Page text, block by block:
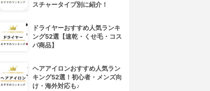
スチャータイプ別に紹介！
ドライヤーおすすめ人気ランキ
ング52選【速乾・くせ毛・コス
パ商品】
ヘアアイロンおすすめ人気ラン
キング52選！初心者・メンズ向
け・海外対応も♪